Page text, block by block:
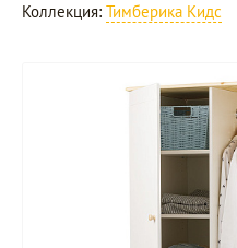
Коллекция: Тимберика Кидс